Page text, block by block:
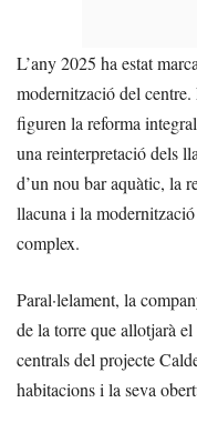
L’any 2025 ha estat
modernització del centre.
figuren la reforma
una reinterpretació dels
d’un nou bar aquàtic, la
llacuna i la
complex.
Paral·lelament, la
de la torre que allotjarà
centrals del projecte
habitacions i la seva